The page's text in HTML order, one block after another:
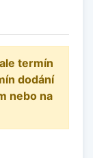
termín
dodání
nebo na